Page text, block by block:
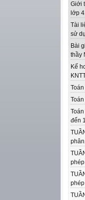
Giới
lớp
Tài
sử
Bài
thầy
Kế
đến